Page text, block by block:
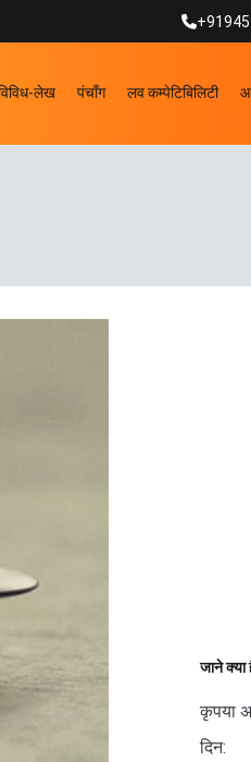
लेख पंचाँग लव कम्पेटिबिलिटी
जाने क्या
कृपया
दिन: